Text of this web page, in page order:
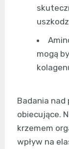
mogą
Badania nad
obiecujące.
krzemem
wpływ na